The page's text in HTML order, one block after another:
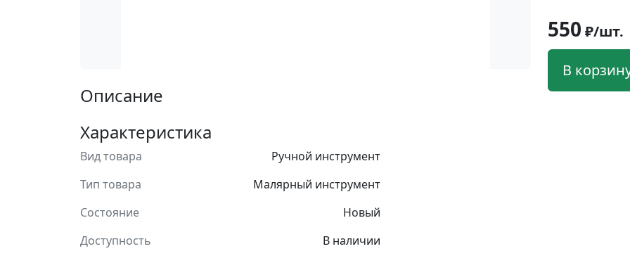
Описание
Характеристика
Вид товара
Ручной инструмент
Тип товара
Малярный инструмент
Состояние
Новый
Доступность
В наличии
550 ₽/шт.
В